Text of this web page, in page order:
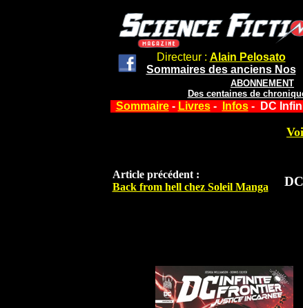
Directeur : Alain Pelosato
Sommaires des anciens Nos
ABONNEMENT
Des centaines de
Sommaire- Livres- Infos- DC
Article précédent :
Back from hell chez Soleil Manga